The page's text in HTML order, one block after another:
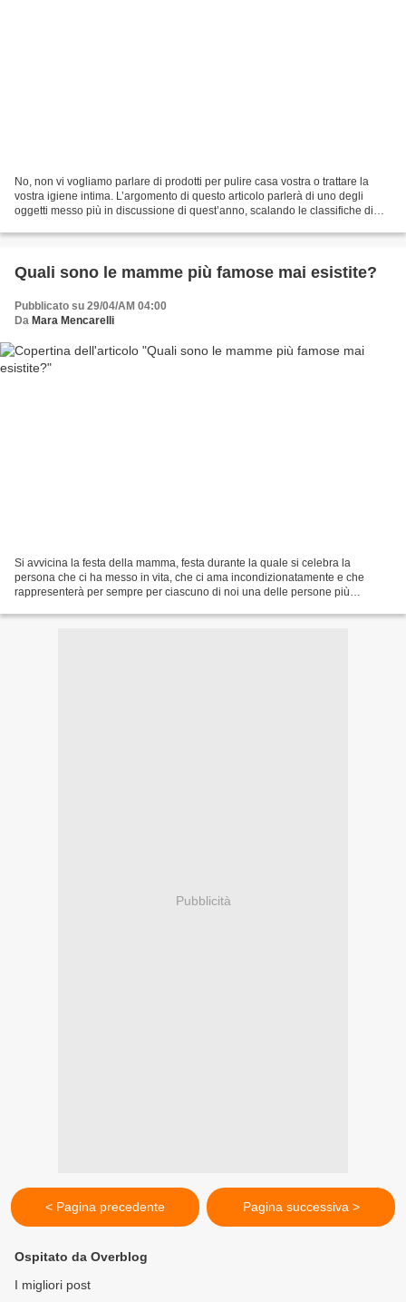
No, non vi vogliamo parlare di prodotti per pulire casa vostra o trattare la
vostra igiene intima. L’argomento di questo articolo parlerà di uno degli
oggetti messo più in discussione di quest’anno, scalando le classifiche di
Quali sono le mamme più famose mai esistite?
Pubblicato su 29/04/AM 04:00
Da Mara Mencarelli
Si avvicina la festa della mamma, festa durante la quale si celebra la
persona che ci ha messo in vita, che ci ama incondizionatamente e che
rappresenterà per sempre per ciascuno di noi una delle persone più
Pubblicità
< Pagina precedente Pagina successiva >
Ospitato da Overblog
I migliori post